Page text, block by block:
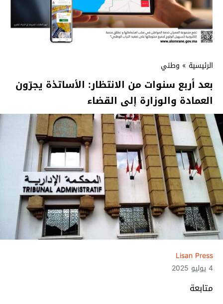
الرئيسية » وطني
بعد أربع سنوات من الانتظار: الأساتذة يجرّون
العمادة والوزارة إلى القضاء
Lisan Press
4 يوليو 2025
متابعة